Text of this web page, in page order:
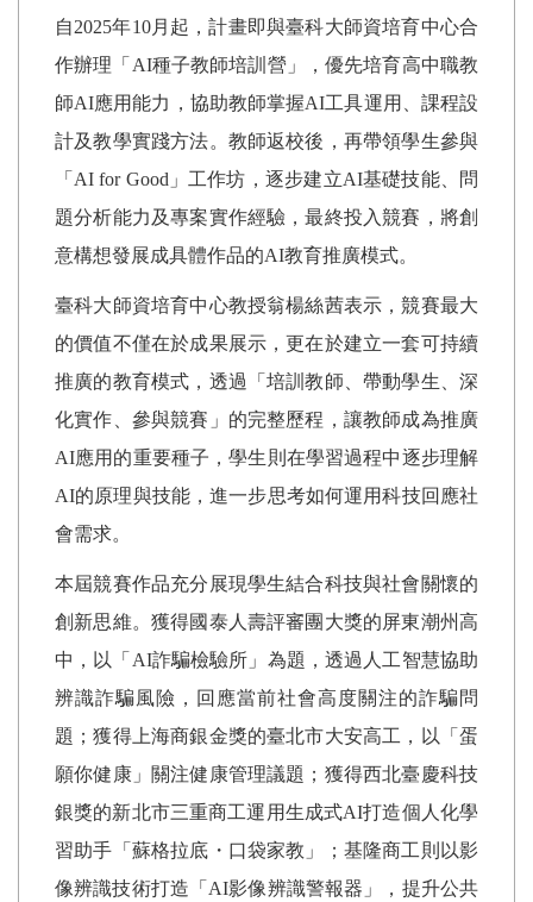
自2025年10月起，計畫即與臺科大師資培育中心合
作辦理「 AI種子教師培訓營」，優先培育高中職教
師AI應用能力，協助教師掌握AI工具運用、課程設
計及教學實踐方法。教師返校後，再帶領學生參與
「 AI for Good 」工作坊，逐步建立AI基礎技能、問
題分析能力及專案實作經驗，最終投入競賽，將創
意構想發展成具體作品的AI教育推廣模式。
臺科大師資培育中心教授翁楊絲茜表示，競賽最大
的價值不僅在於成果展示，更在於建立一套可持續
推廣的教育模式，透過「培訓教師、帶動學生、深
化實作、參與競賽」的完整歷程，讓教師成為推廣
AI應用的重要種子，學生則在學習過程中逐步理解
AI的原理與技能，進一步思考如何運用科技回應社
會需求。
本屆競賽作品充分展現學生結合科技與社會關懷的
創新思維。獲得國泰人壽評審團大獎的屏東潮州高
中，以「 AI詐騙檢驗所」為題，透過人工智慧協助
辨識詐騙風險，回應當前社會高度關注的詐騙問
題；獲得上海商銀金獎的臺北市大安高工，以「蛋
願你健康」關注健康管理議題；獲得西北臺慶科技
銀獎的新北市三重商工運用生成式AI打造個人化學
習助手「蘇格拉底・口袋家教」；基隆商工則以影
像辨識技術打造「 AI影像辨識警報器」，提升公共